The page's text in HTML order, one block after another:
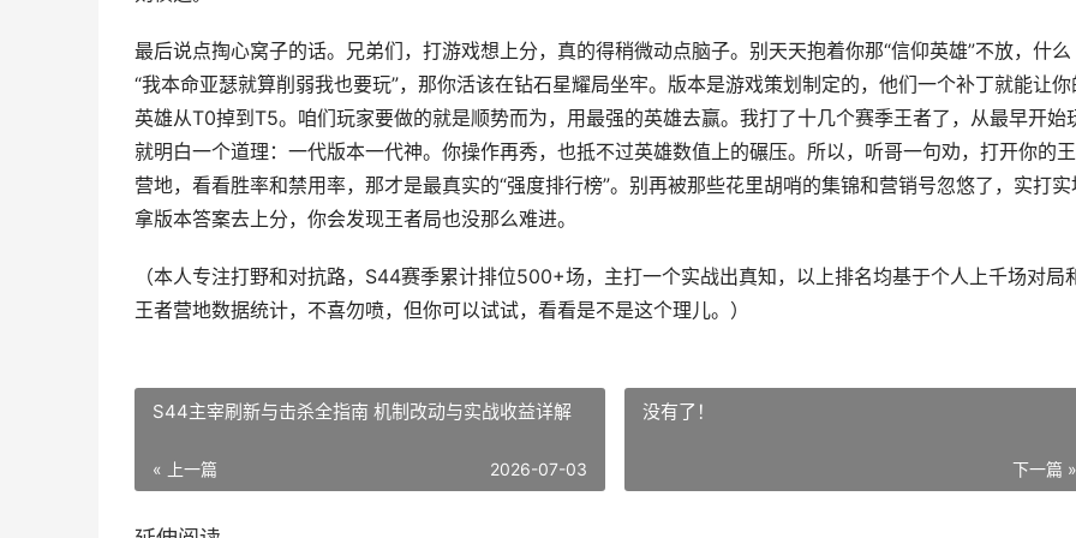
最后说点掏心窝子的话。兄弟们，打游戏想上分，真的得稍微动点脑子。别天天抱着你那“信仰英雄”不放，什么
“我本命亚瑟就算削弱我也要玩”，那你活该在钻石星耀局坐牢。版本是游戏策划制定的，他们一个补丁就能让你
英雄从T0掉到T5。咱们玩家要做的就是顺势而为，用最强的英雄去赢。我打了十几个赛季王者了，从最早开始
就明白一个道理：一代版本一代神。你操作再秀，也抵不过英雄数值上的碾压。所以，听哥一句劝，打开你的
营地，看看胜率和禁用率，那才是最真实的“强度排行榜”。别再被那些花里胡哨的集锦和营销号忽悠了，实打实
拿版本答案去上分，你会发现王者局也没那么难进。
（本人专注打野和对抗路，S44赛季累计排位500+场，主打一个实战出真知，以上排名均基于个人上千场对局
王者营地数据统计，不喜勿喷，但你可以试试，看看是不是这个理儿。）
S44主宰刷新与击杀全指南 机制改动与实战收益详解
« 上一篇 2026-07-03
没有了！
下一篇 »